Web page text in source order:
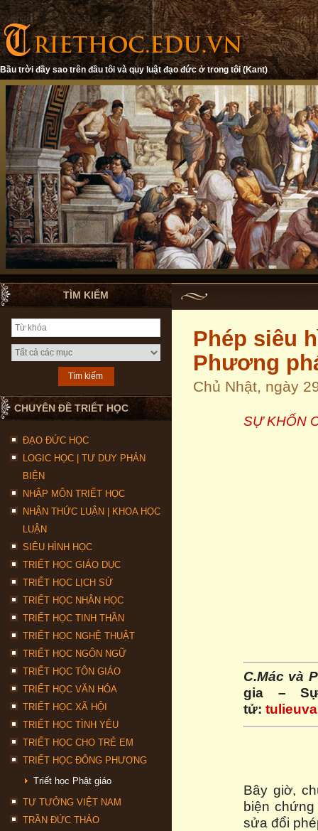
Bầu trời đầy sao trên đầu tôi và quy luật đạo đức ở trong tôi (Kant)
TÌM KIẾM
CHUYÊN ĐỀ TRIẾT HỌC
ĐẠO ĐỨC HỌC
LOGIC HỌC | TƯ DUY PHẢN
BIỆN
NHẬP MÔN TRIẾT HỌC
NHẬN THỨC LUẬN | KHOA HỌC
LUẬN
SIÊU HÌNH HỌC
TRIẾT HỌC GIÁO DỤC
TRIẾT HỌC LỊCH SỬ
TRIẾT HỌC NHÂN HỌC
TRIẾT HỌC TINH THẦN
TRIẾT HỌC NGHỆ THUẬT
TRIẾT HỌC NGÔN NGỮ
TRIẾT HỌC TÔN GIÁO
TRIẾT HỌC VĂN HÓA
TRIẾT HỌC XÃ HỘI
TRIẾT HỌC TÌNH YÊU
TRIẾT HỌC CHO TRẺ EM
TRIẾT HỌC ĐÔNG PHƯƠNG
Triết học Phật giáo
TƯ TƯỞNG VIỆT NAM
TRẦN ĐỨC THẢO
Phép siêu
Phương
Chủ Nhật, ngày
SỰ KHỐN
C.Mác và
gia –
tử:
Bây giờ,
biện
sửa đổi